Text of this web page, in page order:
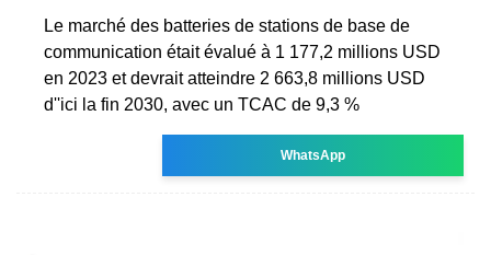
Le marché des batteries de stations de base de
communication était évalué à 1 177,2 millions USD
en 2023 et devrait atteindre 2 663,8 millions USD
d''ici la fin 2030, avec un TCAC de 9,3 %
WhatsApp